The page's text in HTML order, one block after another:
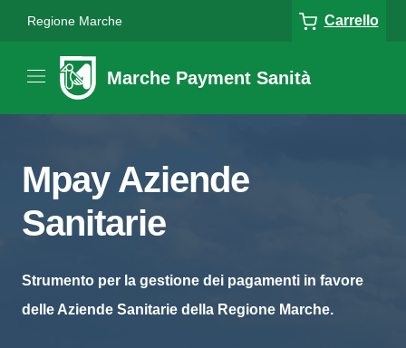
Regione Marche Carrello
Marche Payment Sanità
Mpay Aziende
Sanitarie
Strumento per la gestione dei pagamenti in favore
delle Aziende Sanitarie della Regione Marche.